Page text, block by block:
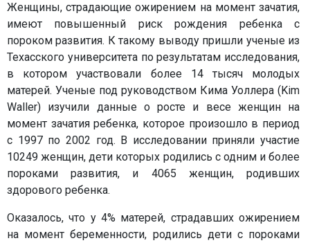
Женщины, страдающие ожирением на момент зачатия,
имеют повышенный риск рождения ребенка с
пороком развития. К такому выводу пришли ученые из
Техасского университета по результатам исследования,
в котором участвовали более 14 тысяч молодых
матерей. Ученые под руководством Кима Уоллера (Kim
Waller) изучили данные о росте и весе женщин на
момент зачатия ребенка, которое произошло в период
с 1997 по 2002 год. В исследовании приняли участие
10249 женщин, дети которых родились с одним и более
пороками развития, и 4065 женщин, родивших
здорового ребенка.
Оказалось, что у 4% матерей, страдавших ожирением
на момент беременности, родились дети с пороками